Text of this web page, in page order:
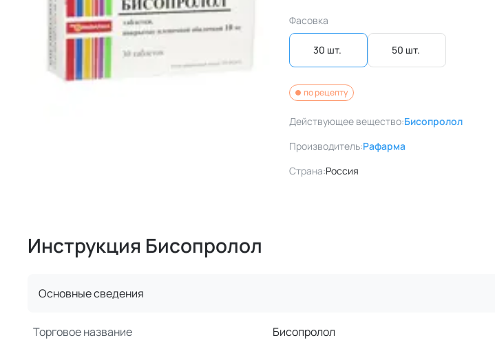
Фасовка
30 шт. 50 шт.
по рецепту
Действующее вещество:Бисопролол
Производитель:Рафарма
Страна:Россия
Инструкция Бисопролол
Основные сведения
Торговое название Бисопролол